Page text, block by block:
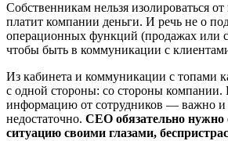
Собственникам нельзя изолироваться
платит компании деньги. И речь не о
операционных функций (продажах или
чтобы быть в коммуникации с
Из кабинета и коммуникации с топами
с одной стороны: со стороны компании.
информацию от сотрудников — важно
недостаточно. CEO обязательно нужно
ситуацию своими глазами,